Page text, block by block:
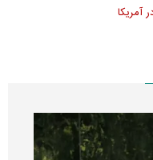
آمریکا